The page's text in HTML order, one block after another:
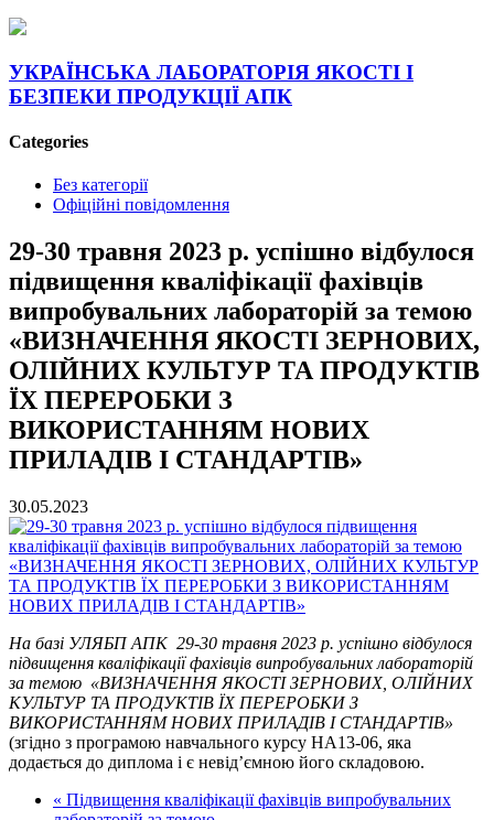
УКРАЇНСЬКА ЛАБОРАТОРІЯ ЯКОСТІ І
БЕЗПЕКИ ПРОДУКЦІЇ АПК
Categories
Без категорії
Офіційні повідомлення
29-30 травня 2023 р. успішно відбулося
підвищення кваліфікації фахівців
випробувальних лабораторій за темою
«ВИЗНАЧЕННЯ ЯКОСТІ ЗЕРНОВИХ,
ОЛІЙНИХ КУЛЬТУР ТА ПРОДУКТІВ
ЇХ ПЕРЕРОБКИ З
ВИКОРИСТАННЯМ НОВИХ
ПРИЛАДІВ І СТАНДАРТІВ»
30.05.2023
На базі УЛЯБП АПК 29-30 травня 2023 р. успішно відбулося
підвищення кваліфікації фахівців випробувальних лабораторій
за темою «ВИЗНАЧЕННЯ ЯКОСТІ ЗЕРНОВИХ, ОЛІЙНИХ
КУЛЬТУР ТА ПРОДУКТІВ ЇХ ПЕРЕРОБКИ З
ВИКОРИСТАННЯМ НОВИХ ПРИЛАДІВ І СТАНДАРТІВ»
(згідно з програмою навчального курсу НА13-06, яка
додається до диплома і є невід’ємною його складовою.
« Підвищення кваліфікації фахівців випробувальних